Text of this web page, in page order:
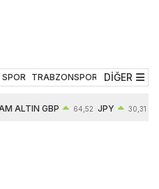
SPOR TRABZONSPOR TEKNOLOJİ
DİĞER
ALTIN GBP 64,52 JPY 30,31